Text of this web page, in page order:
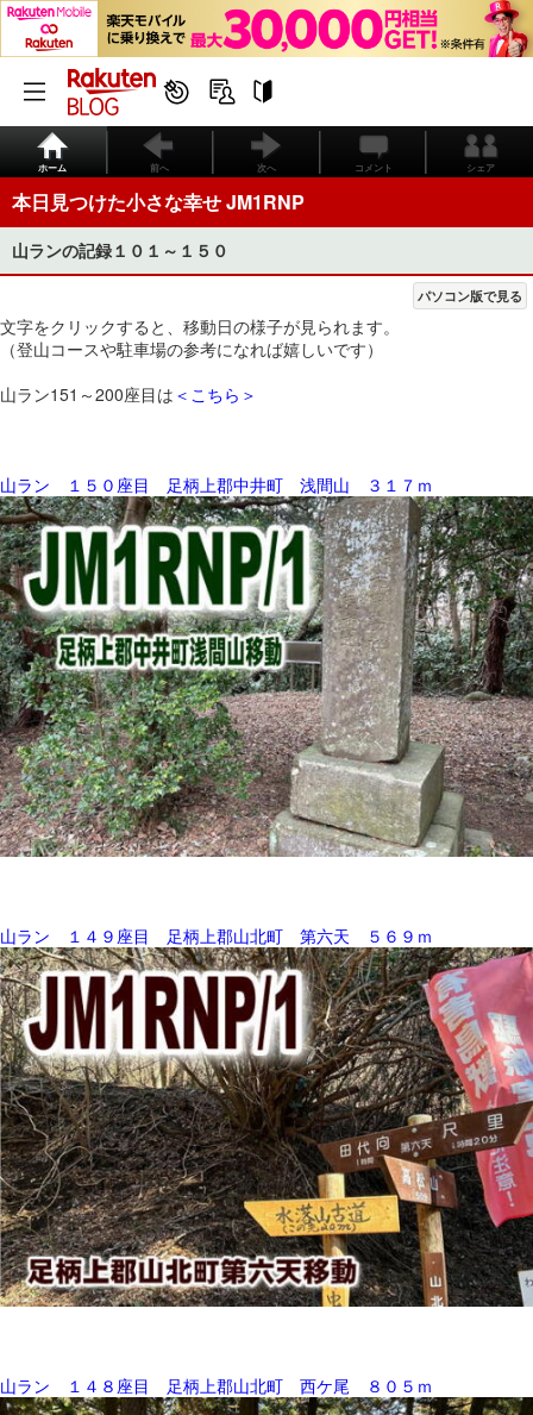
ホーム 前へ 次へ コメント シェア
本日見つけた小さな幸せ JM1RNP
山ランの記録１０１～１５０
パソコン版で見る
文字をクリックすると、移動日の様子が見られます。
（登山コースや駐車場の参考になれば嬉しいです）
山ラン151～200座目は ＜こちら＞
山ラン １５０座目 足柄上郡中井町 浅間山 ３１７ｍ
山ラン １４９座目 足柄上郡山北町 第六天 ５６９ｍ
山ラン １４８座目 足柄上郡山北町 西ケ尾 ８０５ｍ